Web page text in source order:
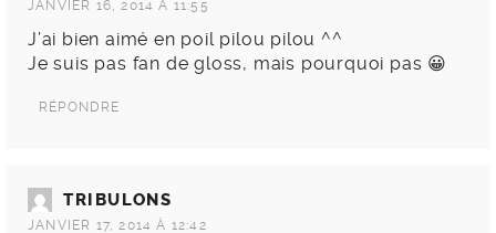
JANVIER 16, 2014 À 11:55
J’ai bien aimé en poil pilou pilou ^^
Je suis pas fan de gloss, mais pourquoi pas 😀
RÉPONDRE
TRIBULONS
JANVIER 17, 2014 À 12:42